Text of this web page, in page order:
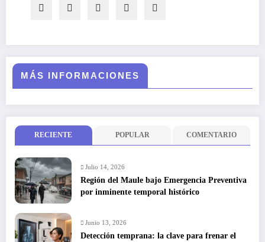
MÁS INFORMACIONES
RECIENTE POPULAR COMENTARIO
Julio 14, 2026
Región del Maule bajo Emergencia Preventiva
por inminente temporal histórico
Junio 13, 2026
Detección temprana: la clave para frenar el